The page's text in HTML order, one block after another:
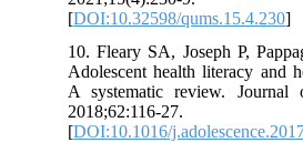
[DOI:10.32598/qums.15.4.230
10. Fleary SA, Joseph P,
Adolescent health literacy and
A systematic review.
2018;62:116-27.
[DOI:10.1016/